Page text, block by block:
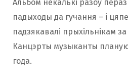
Альбом некалькі разоў
падыходы да гучання – і
падзякавалі прыхільнікам за
Канцэрты музыканты
года.